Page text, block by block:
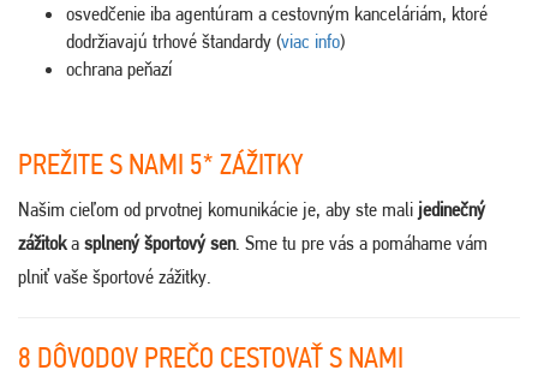
osvedčenie iba agentúram a cestovným kanceláriám, ktoré
dodržiavajú trhové štandardy (viac info)
ochrana peňazí
PREŽITE S NAMI 5* ZÁŽITKY
Našim cieľom od prvotnej komunikácie je, aby ste mali jedinečný
zážitoka splnený športový sen. Sme tu pre vás a pomáhame vám
plniť vaše športové zážitky.
8 DÔVODOV PREČO CESTOVAŤ S NAMI